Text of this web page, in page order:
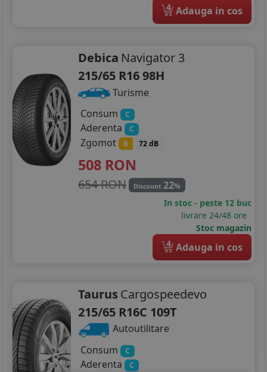
4 Adauga in cos
Debica Navigator 3
215/65 R16 98H
Turisme
Consum
C
Aderenta C
Zgomot B 72 dB
508 RON
654 RON Discount 22%
In stoc - peste 12 buc
livrare 24/48 ore
Stoc magazin
4 Adauga in cos
Taurus Cargospeedevo
215/65 R16C 109T
Autoutilitare
Consum
C
Aderenta C